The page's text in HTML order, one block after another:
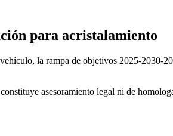
para acristalamiento
la rampa de objetivos 2025-2030-
asesoramiento legal ni de